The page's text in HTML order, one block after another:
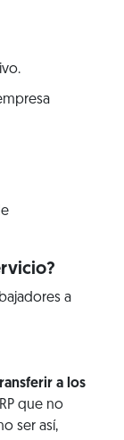
a
a los
que no
ser así,